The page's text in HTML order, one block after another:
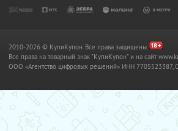
2010-2026 © КупиКупон. Все права защищены.
Все права на товарный знак "КупиКупон" и на сайт
OOO «Агентство цифровых решений» ИНН 7705523387,